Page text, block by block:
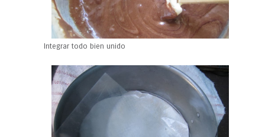
Integrar todo bien unido